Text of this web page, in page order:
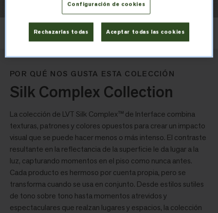
Ashlar
POR QUÉ NOS GUSTA ESTA COLECCIÓN
Silk Complex Collection
La colección de LVT Silk Complex™ de Interface combina
texturas, patrones y colores opuestos para crear un impacto
visual que se puede hacer menos o más intenso. El contraste
resultante en la reflectancia de la superficie le da lugar a la
luz, capturando momentos en el piso como nunca antes.
Cada producto es hermoso por cuenta propia, pero se
transforma cuando se usa en conjunto. Desde estilos sutiles
de tono sobre tono hasta momentos atrevidos y
espectaculares que realzan lugares y espacios, la colección
Configuración de cookies
Rechazarlas todas Aceptar todas las cookies